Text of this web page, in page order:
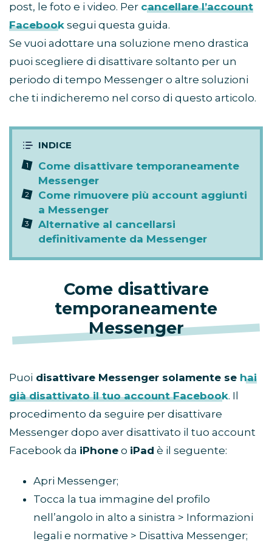
post, le foto e i video. Per cancellare l’account
Facebook segui questa guida.
Se vuoi adottare una soluzione meno drastica
puoi scegliere di disattivare soltanto per un
periodo di tempo Messenger o altre soluzioni
che ti indicheremo nel corso di questo articolo.
Come disattivare temporaneamente
Messenger
Come rimuovere più account aggiunti
a Messenger
Alternative al cancellarsi
definitivamente da Messenger
Come disattivare
temporaneamente
Messenger
Puoi disattivare Messenger solamente se hai
già disattivato il tuo account Facebook. Il
procedimento da seguire per disattivare
Messenger dopo aver disattivato il tuo account
Facebook da iPhone o iPad è il seguente:
Apri Messenger;
Tocca la tua immagine del profilo
nell’angolo in alto a sinistra > Informazioni
legali e normative > Disattiva Messenger;